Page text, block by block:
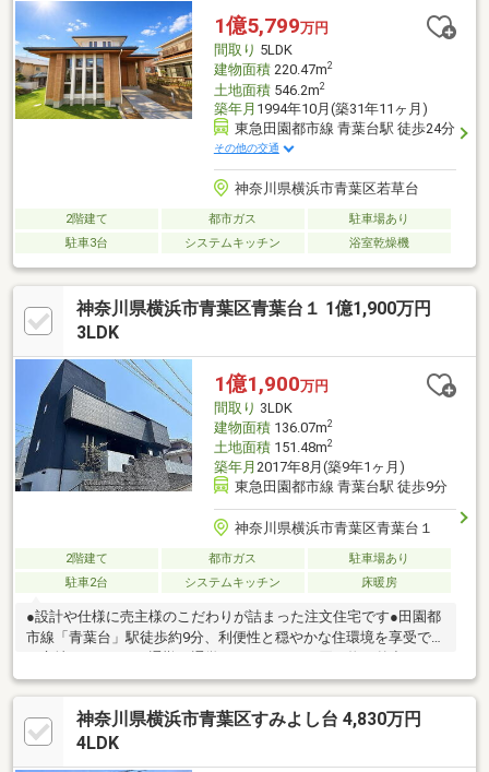
調整いたします。ローン/住替えも同時相談可能です（お子様連れ
OK・オンライン可能）
1億5,799万円
間取り 5LDK
建物面積220.47m2
土地面積546.2m2
築年月 1994年10月(築31年11ヶ月)
東急田園都市線 青葉台駅 徒歩24分
その他の交通
神奈川県横浜市青葉区若草台
2階建て 都市ガス
駐車場あり
駐車3台
システムキッチン 浴室乾燥機
神奈川県横浜市青葉区青葉台１ 1億1,900万円
3LDK
1億1,900万円
間取り 3LDK
建物面積136.07m2
土地面積151.48m2
築年月 2017年8月(築9年1ヶ月)
東急田園都市線 青葉台駅 徒歩9分
神奈川県横浜市青葉区青葉台１
2階建て 都市ガス
駐車場あり
駐車2台
システムキッチン 床暖房
●設計や仕様に売主様のこだわりが詰まった注文住宅です●田園都
市線「青葉台」駅徒歩約9分、利便性と穏やかな住環境を享受でき
る立地です●日々の通勤・通学はもちろん、お買い物や外出にも
便利な住環境が整っています●周辺は落ち着いた住宅街が広が
り、交通量も少ないため、ゆとりある暮らしをお送りいただけま
す●前面道路はゆとりがあり、車の出し入れや駐車のしやすさに
も配慮された設計です●車種制限はございますが、2台分の駐車ス
神奈川県横浜市青葉区すみよし台 4,830万円
4LDK